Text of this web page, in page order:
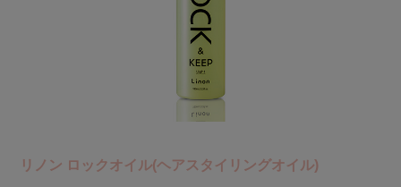
リノン ロックオイル(ヘアスタイリングオイル)